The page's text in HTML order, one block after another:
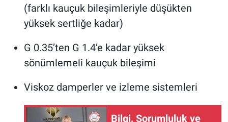
(farklı kauçuk bileşimleriyle düşükten
yüksek sertliğe kadar)
G 0.35’ten G 1.4’e kadar yüksek
sönümlemeli kauçuk bileşimi
Viskoz damperler ve izleme sistemleri
Bilgi, Sorumluluk ve